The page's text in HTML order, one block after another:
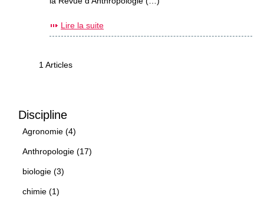
Lire la suite
1 Articles
Discipline
Agronomie (4)
Anthropologie (17)
biologie (3)
chimie (1)